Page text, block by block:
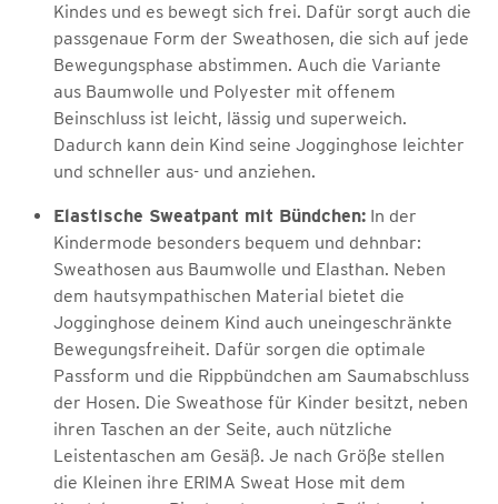
Kindes und es bewegt sich frei. Dafür sorgt auch die
passgenaue Form der Sweathosen, die sich auf jede
Bewegungsphase abstimmen. Auch die Variante
aus Baumwolle und Polyester mit offenem
Beinschluss ist leicht, lässig und superweich.
Dadurch kann dein Kind seine Jogginghose leichter
und schneller aus- und anziehen.
Elastische Sweatpant mit Bündchen: In der
Kindermode besonders bequem und dehnbar:
Sweathosen aus Baumwolle und Elasthan. Neben
dem hautsympathischen Material bietet die
Jogginghose deinem Kind auch uneingeschränkte
Bewegungsfreiheit. Dafür sorgen die optimale
Passform und die Rippbündchen am Saumabschluss
der Hosen. Die Sweathose für Kinder besitzt, neben
ihren Taschen an der Seite, auch nützliche
Leistentaschen am Gesäß. Je nach Größe stellen
die Kleinen ihre ERIMA Sweat Hose mit dem